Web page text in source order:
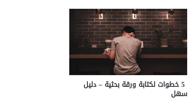
5 خطوات لكتابة ورقة بحثية – دليل
سهل